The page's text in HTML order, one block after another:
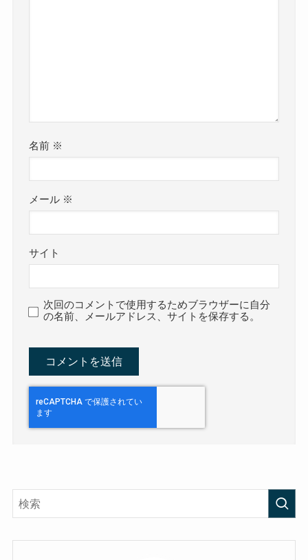
名前 ※
メール ※
サイト
次回のコメントで使用するためブラウザーに自分
の名前、メールアドレス、サイトを保存する。